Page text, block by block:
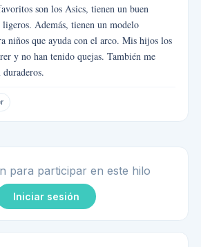
son los Asics, tienen un buen
ligeros. Además, tienen un modelo
niños que ayuda con el arco. Mis hijos los
y no han tenido quejas. También me
duraderos.
para participar en este hilo
Iniciar sesión